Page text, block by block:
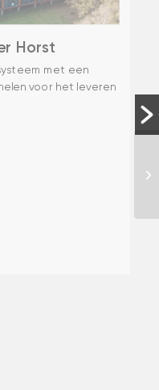
Horst
met een
voor het leveren